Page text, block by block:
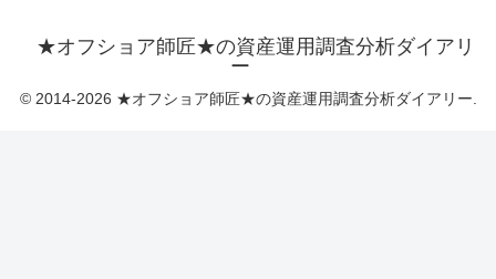
★オフショア師匠★の資産運用調査分析ダイアリ
ー
© 2014-2026 ★オフショア師匠★の資産運用調査分析ダイアリー.